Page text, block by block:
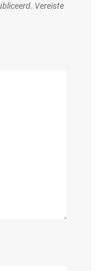
Vereiste